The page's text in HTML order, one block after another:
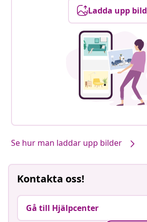
Ladda upp bild
Se hur man laddar upp bilder
Kontakta oss!
Gå till Hjälpcenter